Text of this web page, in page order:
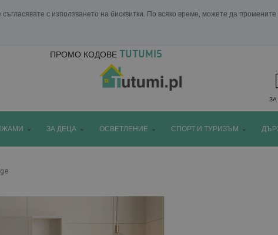
с използването на бисквитки. По всяко време, можете да
ПРОМО КОДОВЕ TUTUMI5
ЗА ДЕЦА ОСВЕТЛЕНИЕ СПОРТ И ТУРИЗЪМ